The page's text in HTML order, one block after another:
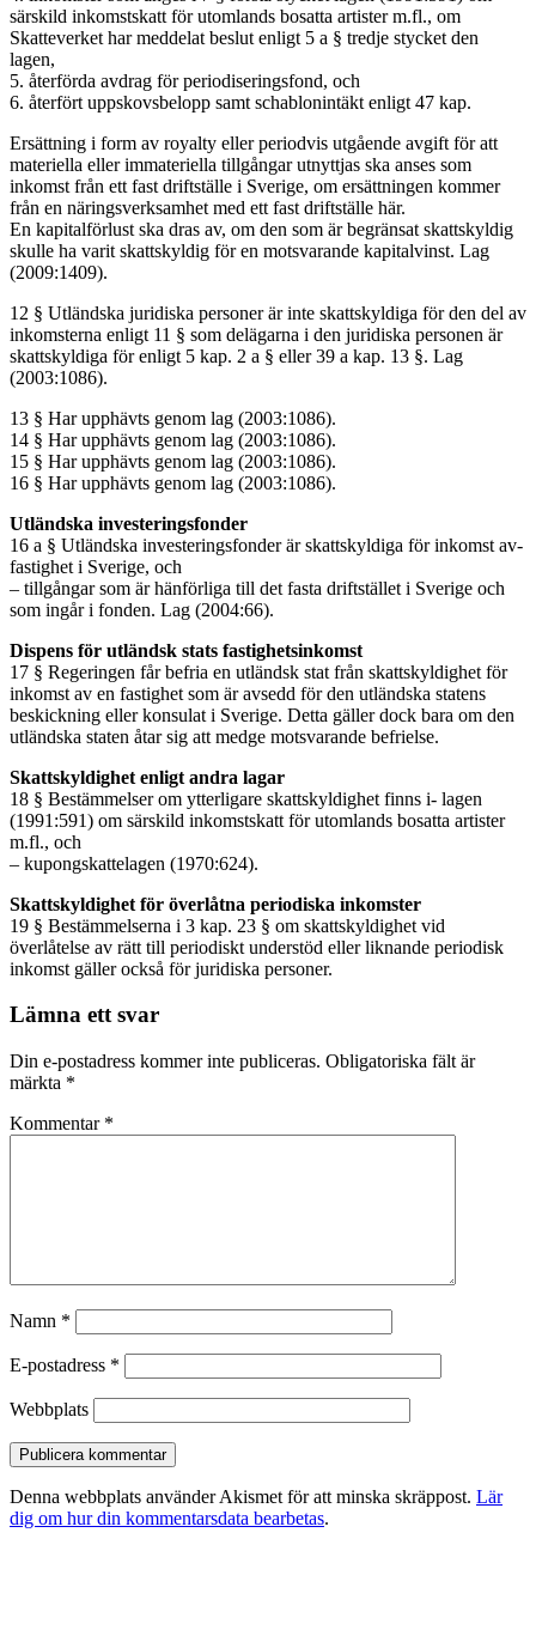
särskild inkomstskatt för utomlands bosatta artister m.fl., om
Skatteverket har meddelat beslut enligt 5 a § tredje stycket den
lagen,
5. återförda avdrag för periodiseringsfond, och
6. återfört uppskovsbelopp samt schablonintäkt enligt 47 kap.
Ersättning i form av royalty eller periodvis utgående avgift för att
materiella eller immateriella tillgångar utnyttjas ska anses som
inkomst från ett fast driftställe i Sverige, om ersättningen kommer
från en näringsverksamhet med ett fast driftställe här.
En kapitalförlust ska dras av, om den som är begränsat skattskyldig
skulle ha varit skattskyldig för en motsvarande kapitalvinst. Lag
(2009:1409).
12 § Utländska juridiska personer är inte skattskyldiga för den del av
inkomsterna enligt 11 § som delägarna i den juridiska personen är
skattskyldiga för enligt 5 kap. 2 a § eller 39 a kap. 13 §. Lag
(2003:1086).
13 § Har upphävts genom lag (2003:1086).
14 § Har upphävts genom lag (2003:1086).
15 § Har upphävts genom lag (2003:1086).
16 § Har upphävts genom lag (2003:1086).
Utländska investeringsfonder
16 a § Utländska investeringsfonder är skattskyldiga för inkomst av-
fastighet i Sverige, och
– tillgångar som är hänförliga till det fasta driftstället i Sverige och
som ingår i fonden. Lag (2004:66).
Dispens för utländsk stats fastighetsinkomst
17 § Regeringen får befria en utländsk stat från skattskyldighet för
inkomst av en fastighet som är avsedd för den utländska statens
beskickning eller konsulat i Sverige. Detta gäller dock bara om den
utländska staten åtar sig att medge motsvarande befrielse.
Skattskyldighet enligt andra lagar
18 § Bestämmelser om ytterligare skattskyldighet finns i- lagen
(1991:591) om särskild inkomstskatt för utomlands bosatta artister
m.fl., och
– kupongskattelagen (1970:624).
Skattskyldighet för överlåtna periodiska inkomster
19 § Bestämmelserna i 3 kap. 23 § om skattskyldighet vid
överlåtelse av rätt till periodiskt understöd eller liknande periodisk
inkomst gäller också för juridiska personer.
Lämna ett svar
Din e-postadress kommer inte publiceras. Obligatoriska fält är
märkta *
Kommentar *
Namn *
E-postadress *
Webbplats
Denna webbplats använder Akismet för att minska skräppost. Lär
dig om hur din kommentarsdata bearbetas.